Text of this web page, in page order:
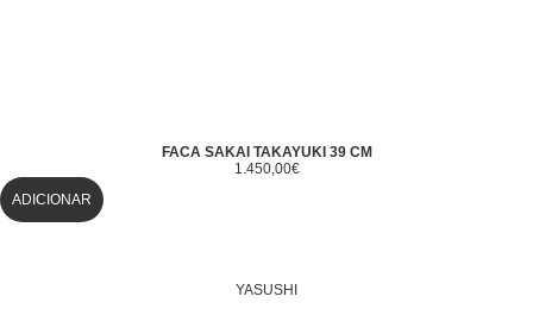
FACA SAKAI TAKAYUKI 39 CM
1.450,00€
ADICIONAR
YASUSHI